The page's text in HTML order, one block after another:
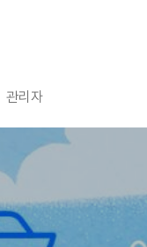
관리자